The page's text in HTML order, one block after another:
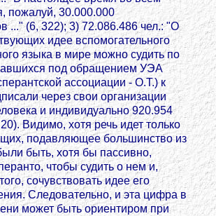
пожалуй, 30.000.000
..." (6, 322); 3) 72.086.486 чел.: "О
идее вспомогательного
языка в мире можно судить по
под обращением УЭА
ассоциации - О.Т.) к
через свои организации
и индивидуально 920.954
Видимо, хотя речь идет только
подавляющее большинство из
быть, хотя бы пассивно,
чтобы судить о нем и,
сочувствовать идее его
Следовательно, и эта цифра в
может быть ориентиром при